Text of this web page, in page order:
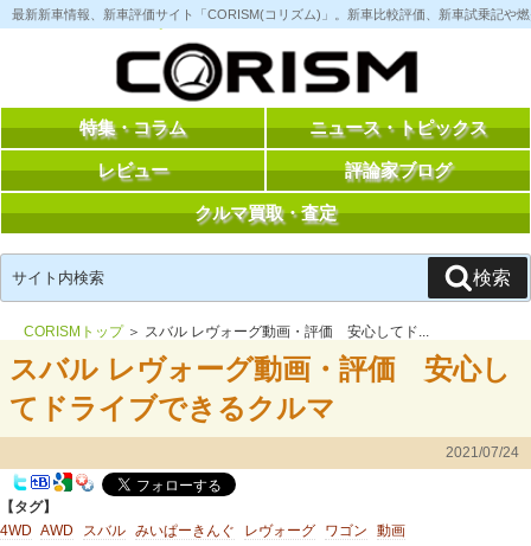
コ
ン
へ
最新新車情報、新車評価サイト「CORISM(コリズム)」。新車比較評価、新車試乗記や
特集・コラム ニュース・トピックス
レビュー 評論家ブログ
クルマ買取・査定
索:
検索
CORISMトップ＞ スバル レヴォーグ動画・評価 安心してド...
スバル レヴォーグ動画・評価 安心し
てドライブできるクルマ
2021/07/24
【タグ】
4WD AWD スバル みいぱーきんぐ レヴォーグ ワゴン 動画